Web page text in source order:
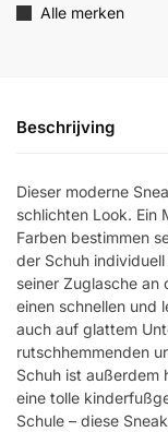
Alle merken
Beschrijving
Dieser moderne
schlichten Look. Ein
Farben bestimmen
der Schuh
seiner Zuglasche an
einen schnellen und
auch auf glattem
rutschhemmenden
Schuh ist außerdem
eine tolle
Schule – diese